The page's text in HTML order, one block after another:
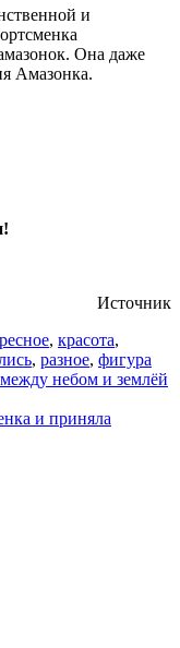
и
Она даже
Амазонка.
Источник
, красота,
, разное, фигура
между небом и землёй
и приняла